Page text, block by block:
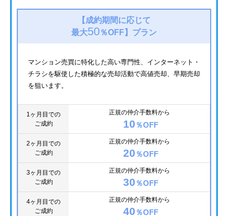
【成約期間に応じて
最大50％OFF】 プラン
マンション売買に特化した高い専門性、インターネット・
チラシを駆使した積極的な売却活動で高値売却、早期売却
を狙います。
1ヶ月目での
ご成約
正規の仲介手数料から
10 ％OFF
2ヶ月目での
ご成約
正規の仲介手数料から
20 ％OFF
3ヶ月目での
ご成約
正規の仲介手数料から
30 ％OFF
4ヶ月目での
ご成約
正規の仲介手数料から
40 ％OFF